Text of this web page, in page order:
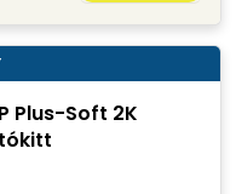
Plus-Soft 2K